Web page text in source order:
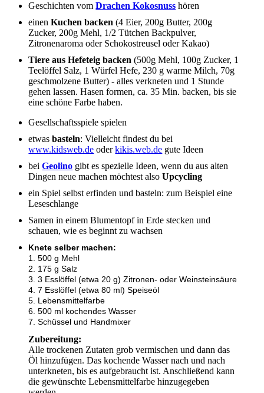
Geschichten vomDrachen Kokosnuss hören
einen Kuchen backen (4 Eier, 200g Butter, 200g
Zucker, 200g Mehl, 1/2 Tütchen Backpulver,
Zitronenaroma oder Schokostreusel oder Kakao)
Tiere aus Hefeteig backen(500g Mehl, 100g Zucker, 1
Teelöffel Salz, 1 Würfel Hefe, 230 g warme Milch, 70g
geschmolzene Butter) - alles verkneten und 1 Stunde
gehen lassen. Hasen formen, ca. 35 Min. backen, bis sie
eine schöne Farbe haben.
Gesellschaftsspiele spielen
etwasbasteln: Vielleicht findest du bei
www.kidsweb.de oderkikis.web.de gute Ideen
beiGeolino gibt es spezielle Ideen, wenn du aus alten
Dingen neue machen möchtest alsoUpcycling
ein Spiel selbst erfinden und basteln: zum Beispiel eine
Leseschlange
Samen in einem Blumentopf in Erde stecken und
schauen, wie es beginnt zu wachsen
Knete selber machen:
1. 500 g Mehl
2. 175 g Salz
3. 3 Esslöffel (etwa 20 g) Zitronen- oder Weinsteinsäure
4. 7 Esslöffel (etwa 80 ml) Speiseöl
5. Lebensmittelfarbe
6. 500 ml kochendes Wasser
7. Schüssel und Handmixer
Zubereitung:
Alle trockenen Zutaten grob vermischen und dann das
Öl hinzufügen. Das kochende Wasser nach und nach
unterkneten, bis es aufgebraucht ist. Anschließend kann
die gewünschte Lebensmittelfarbe hinzugegeben